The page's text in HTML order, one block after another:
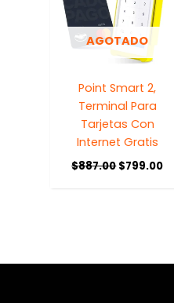
AGOTADO
Point Smart 2,
Terminal Para
Tarjetas Con
Internet Gratis
$887.00$799.00